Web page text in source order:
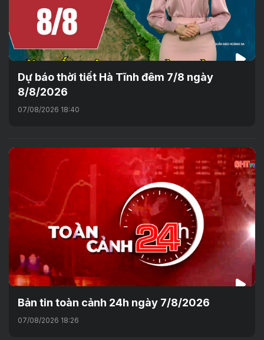
Dự báo thời tiết Hà Tĩnh đêm 7/8 ngày
8/8/2026
07/08/2026 18:40
Bản tin toàn cảnh 24h ngày 7/8/2026
07/08/2026 18:26